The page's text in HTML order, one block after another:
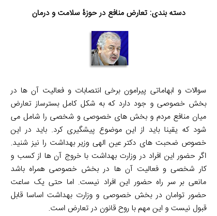
دسته بندی: تعارض منافع در حوزۀ سلامت و درمان
سوالات و ابهاماتی پیرامون برخی انتصابات و فعالیت آن ها در
بخش خصوصی و جود دارد که به شکل کامل بسترساز تعارض
میان منافع مردم و بخش های خصوصی و شخصی را شامل می
شود که یقینا باید از این موضوع پیشگیری کرد. باید در این
خصوص ضحبت های دکتر عین الهی وزیر بهداشت را نیز شنید.
اگر حضور این افراد در وزارت بهداشت با خروج آن ها از کسب و
کار شخصی و فعالیت آن ها در بخش خصوصی همراه باشد
مانعی بر سر راه حضور این افراد نیست. اما حتی یک ساعت
حضور توامان در بخش خصوصی و وزارت بهداشت اساسا قابل
قبول نیست و این مهم با روح قانون در تعارض است.